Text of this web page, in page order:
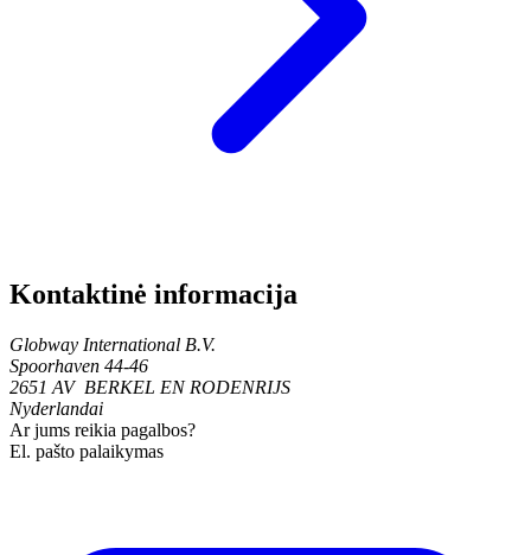
Kontaktinė informacija
Globway International B.V.
Spoorhaven 44-46
2651 AV BERKEL EN RODENRIJS
Nyderlandai
Ar jums reikia pagalbos?
El. pašto palaikymas